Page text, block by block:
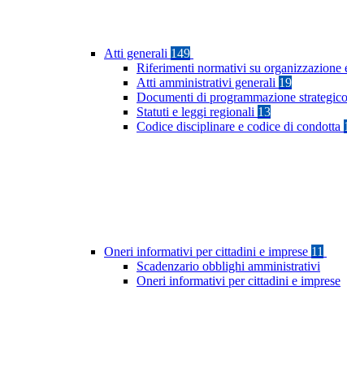
Atti generali 149
Riferimenti normativi su organizzazione
Atti amministrativi generali 19
Documenti di programmazione
Statuti e leggi regionali 13
Codice disciplinare e codice di condotta
Oneri informativi per cittadini e imprese 11
Scadenzario obblighi amministrativi
Oneri informativi per cittadini e imprese